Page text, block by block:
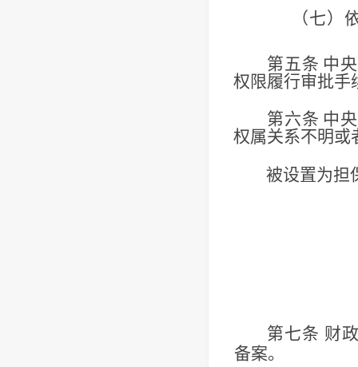
（七）
第五条 中
权限履行审批手
第六条 中
权属关系不明或
被设置为担
第七条 财
备案。